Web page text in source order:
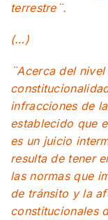
terrestre¨.
(…)
¨Acerca del
infracciones de
establecido que
es un juicio
resulta de tener
las normas que
de tránsito y la
constitucionales